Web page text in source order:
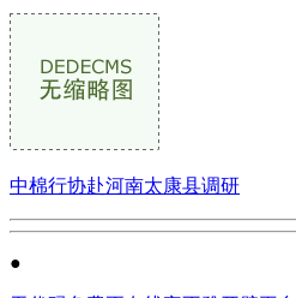
中棉行协赴河南太康县调研
●